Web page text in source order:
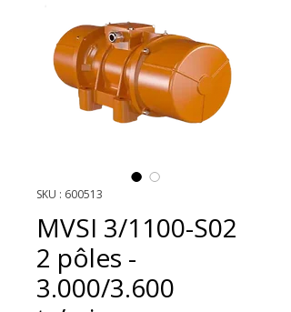
SKU : 600513
MVSI 3/1100-S02
2 pôles -
3.000/3.600